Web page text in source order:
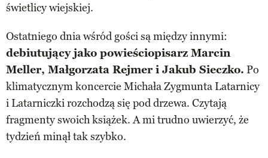
świetlicy wiejskiej.
Ostatniego dnia wśród gości są między innymi:
debiutujący jako powieściopisarz Marcin
Meller, Małgorzata Rejmer i Jakub Sieczko. Po
klimatycznym koncercie Michała Zygmunta Latarnicy
i Latarniczki rozchodzą się pod drzewa. Czytają
fragmenty swoich książek. A mi trudno uwierzyć, że
tydzień minął tak szybko.